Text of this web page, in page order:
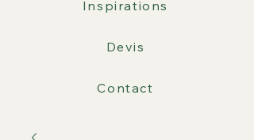
Inspirations
Devis
Contact